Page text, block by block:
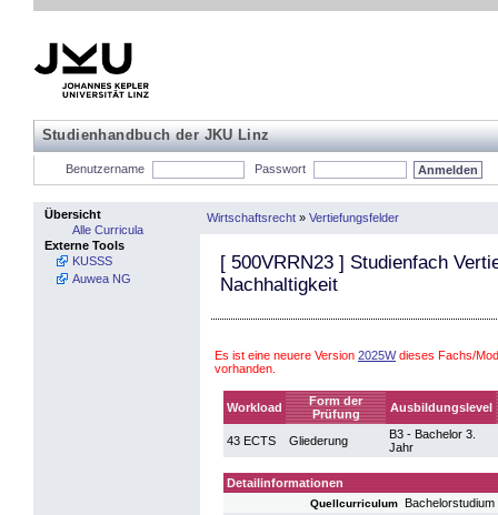
Studienhandbuch der JKU Linz
Benutzername Passwort
Übersicht
Alle Curricula
Externe Tools
KUSSS
Auwea NG
Wirtschaftsrecht » Vertiefungsfelder
[ 500VRRN23 ] Studienfach
Nachhaltigkeit
Es ist eine neuere Version 2025Wdieses Fachs/
vorhanden.
Workload
Form der
Prüfung
Ausbildungslevel
43 ECTS Gliederung
B3 - Bachelor 3.
Jahr
Detailinformationen
Quellcurriculum